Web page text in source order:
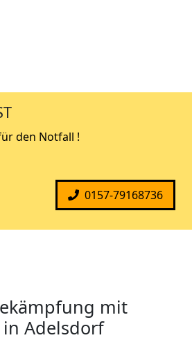
den Notfall !
0157-79168736
mit
Adelsdorf